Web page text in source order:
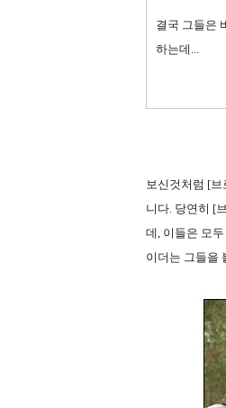
결국 그들은
하는데...
보신것처럼 [
니다. 당연히 [
데, 이들은 모
이더는 그들을